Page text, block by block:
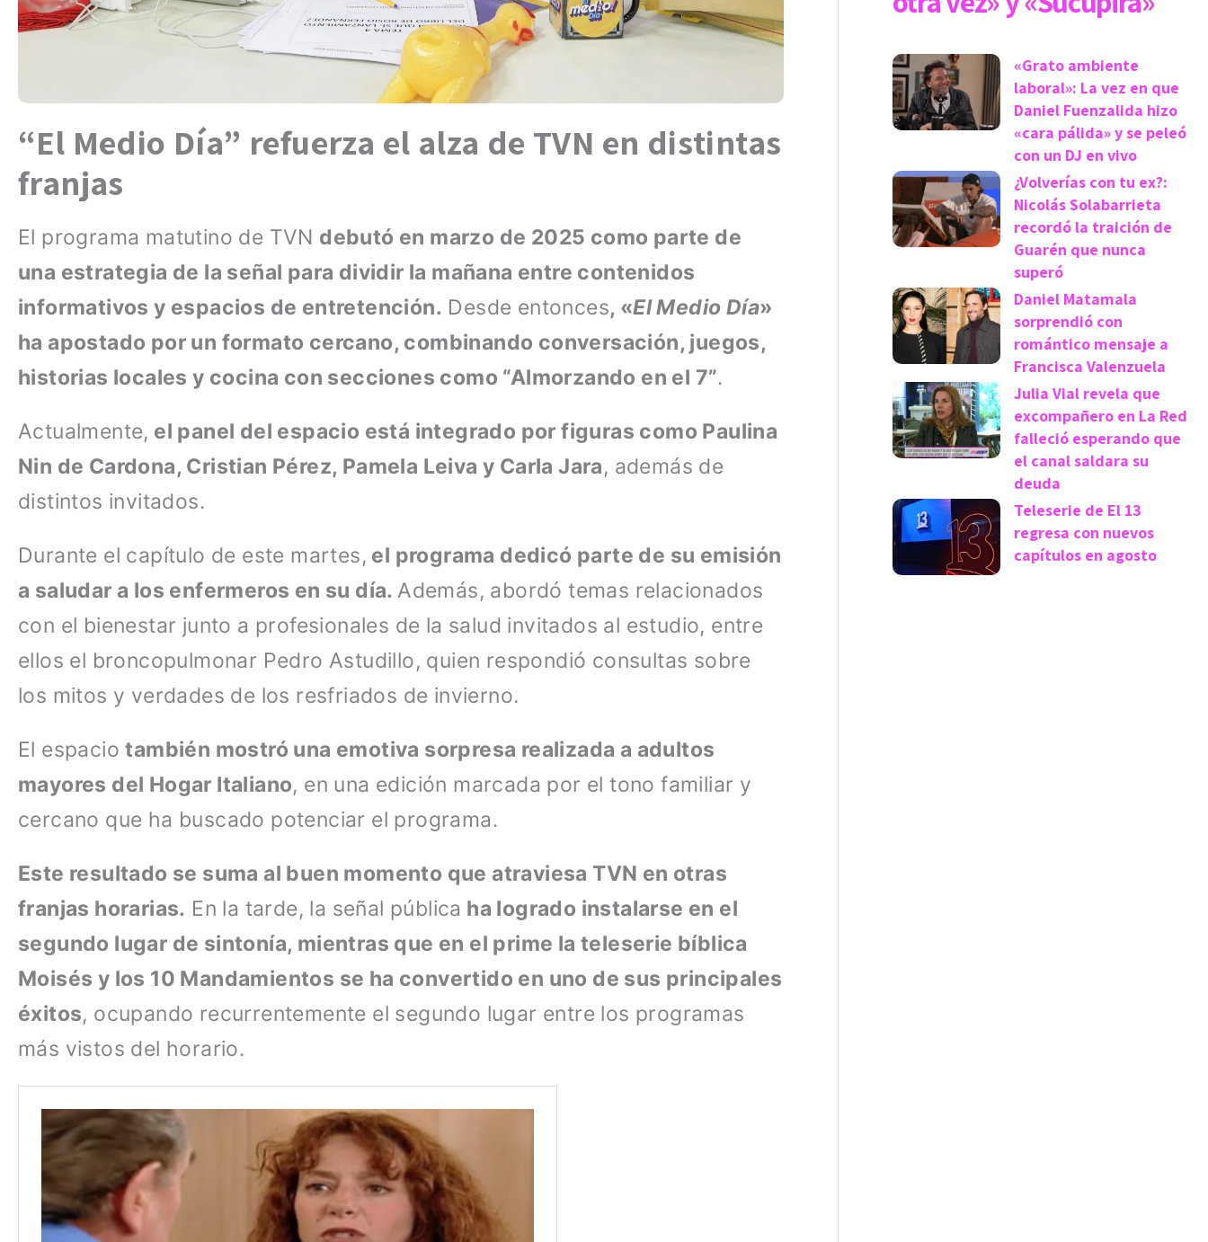
“El Medio Día” refuerza el alza de TVN en distintas
franjas
El programa matutino de TVN debutó en marzo de 2025 como parte de
una estrategia de la señal para dividir la mañana entre contenidos
informativos y espacios de entretención. Desde entonces, «El Medio Día»
ha apostado por un formato cercano, combinando conversación, juegos,
historias locales y cocina con secciones como “Almorzando en el 7”.
Actualmente, el panel del espacio está integrado por figuras como Paulina
Nin de Cardona, Cristian Pérez, Pamela Leiva y Carla Jara, además de
distintos invitados.
Durante el capítulo de este martes, el programa dedicó parte de su emisión
a saludar a los enfermeros en su día.Además, abordó temas relacionados
con el bienestar junto a profesionales de la salud invitados al estudio, entre
ellos el broncopulmonar Pedro Astudillo, quien respondió consultas sobre
los mitos y verdades de los resfriados de invierno.
El espaciotambién mostró una emotiva sorpresa realizada a adultos
mayores del Hogar Italiano, en una edición marcada por el tono familiar y
cercano que ha buscado potenciar el programa.
Este resultado se suma al buen momento que atraviesa TVN en otras
franjas horarias. En la tarde, la señal pública ha logrado instalarse en el
segundo lugar de sintonía, mientras que en el prime la teleserie bíblica
Moisés y los 10 Mandamientos se ha convertido en uno de sus principales
éxitos, ocupando recurrentemente el segundo lugar entre los programas
más vistos del horario.
«Grato ambiente
laboral»: La vez en que
Daniel Fuenzalida hizo
«cara pálida» y se peleó
con un DJ en vivo
¿Volverías con tu ex?:
Nicolás Solabarrieta
recordó la traición de
Guarén que nunca
superó
Daniel Matamala
sorprendió con
romántico mensaje a
Francisca Valenzuela
Julia Vial revela que
excompañero en La Red
falleció esperando que
el canal saldara su
deuda
Teleserie de El 13
regresa con nuevos
capítulos en agosto